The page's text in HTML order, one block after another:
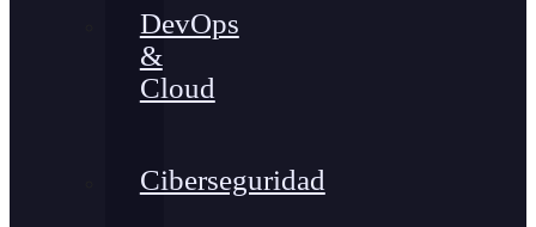
DevOps
&
Cloud
Ciberseguridad